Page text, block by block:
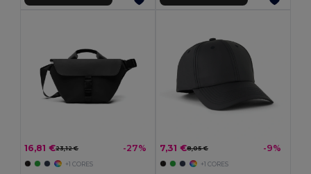
16,81 €23,12 € -27%
+1 CORES
7,31 €8,05 € -9%
+1 CORES